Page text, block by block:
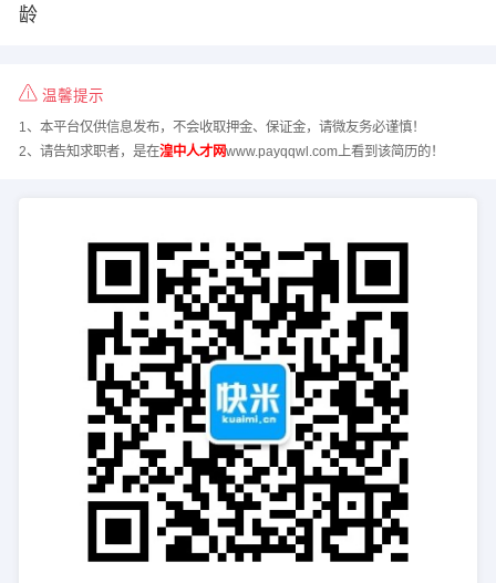
龄
温馨提示
1、本平台仅供信息发布，不会收取押金、保证金，请微友务必谨慎！
2、请告知求职者，是在湟中人才网www.payqqwl.com上看到该简历的！